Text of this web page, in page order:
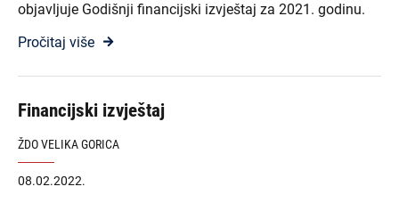
objavljuje Godišnji financijski izvještaj za 2021. godinu.
Pročitaj više
Financijski izvještaj
ŽDO VELIKA GORICA
08.02.2022.